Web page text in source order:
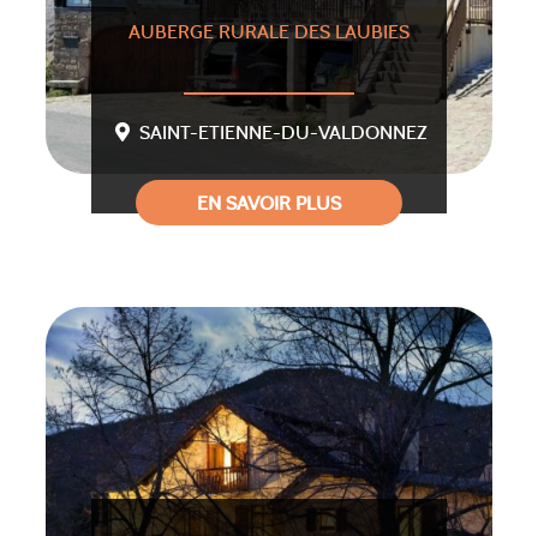
AUBERGE RURALE DES LAUBIES
SAINT-ETIENNE-DU-VALDONNEZ
EN SAVOIR PLUS